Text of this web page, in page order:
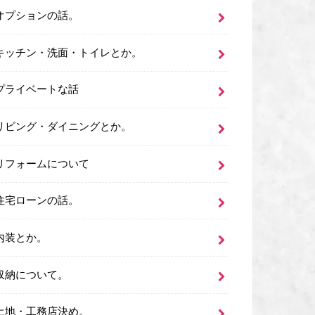
プションの話。
ッチン・洗面・トイレとか。
ライベートな話
ビング・ダイニングとか。
フォームについて
宅ローンの話。
装とか。
納について。
地・工務店決め。